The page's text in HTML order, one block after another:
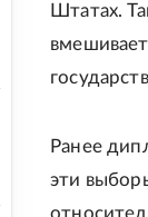
Штатах.
Ранее
эти